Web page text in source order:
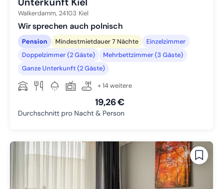
Walkerdamm, 24103 Kiel
Wir sprechen auch polnisch
Pension Mindestmietdauer 7 Nächte
Einzelzimmer
Doppelzimmer (2 Gäste)
Mehrbettzimmer (3 Gäste)
Ganze Unterkunft (2 Gäste)
+ 14 weitere
19,26 €
Durchschnitt pro Nacht & Person